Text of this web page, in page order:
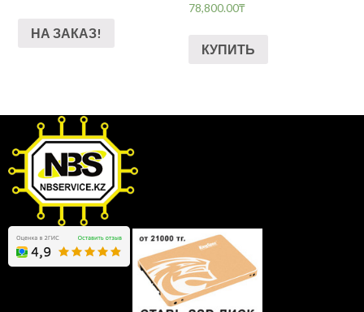
НА ЗАКАЗ!
78,800.00₸
КУПИТЬ